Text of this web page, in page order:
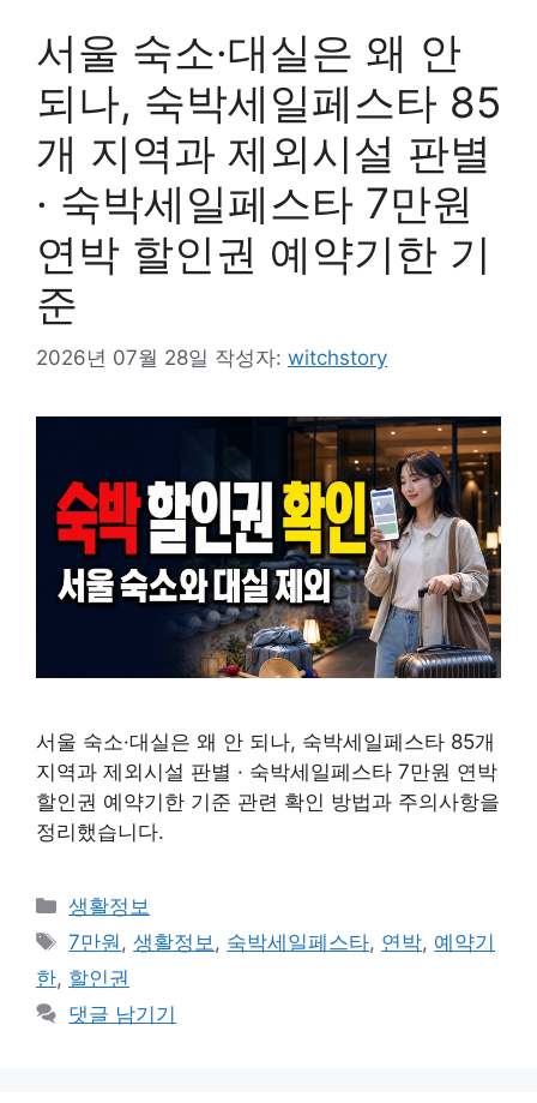
서울 숙소·대실은 왜 안
되나, 숙박세일페스타 85
개 지역과 제외시설 판별
· 숙박세일페스타 7만원
연박 할인권 예약기한 기
준
2026년 07월 28일 작성자: witchstory
서울 숙소·대실은 왜 안 되나, 숙박세일페스타 85개
지역과 제외시설 판별 · 숙박세일페스타 7만원 연박
할인권 예약기한 기준 관련 확인 방법과 주의사항을
정리했습니다.
카
테
리
생활정보
태
그
7만원,생활정보, 숙박세일페스타, 연박, 예약기
한, 할인권
댓글 남기기